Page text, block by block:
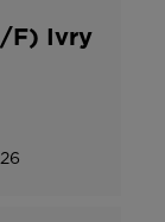
F) Ivry